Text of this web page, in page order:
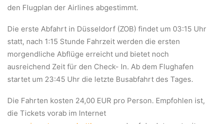
den Flugplan der Airlines abgestimmt.
Die erste Abfahrt in Düsseldorf (ZOB) findet um 03:15 Uhr
statt, nach 1:15 Stunde Fahrzeit werden die ersten
morgendliche Abflüge erreicht und bietet noch
ausreichend Zeit für den Check- In. Ab dem Flughafen
startet um 23:45 Uhr die letzte Busabfahrt des Tages.
Die Fahrten kosten 24,00 EUR pro Person. Empfohlen ist,
die Tickets vorab im Internet